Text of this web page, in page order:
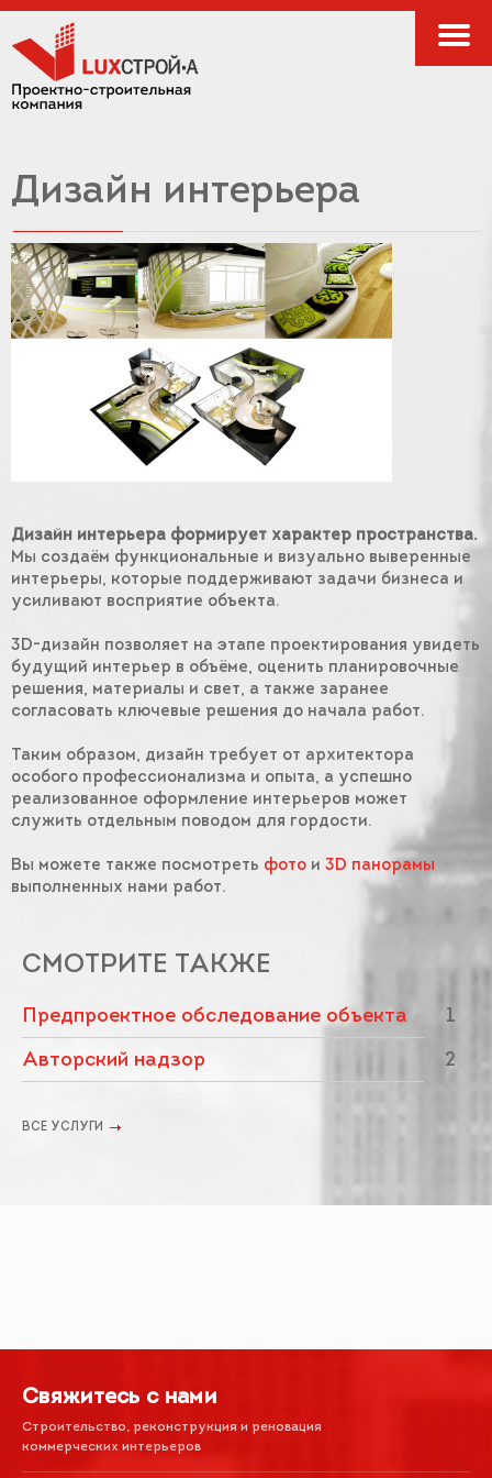
Дизайн интерьера
Дизайн интерьера формирует характер пространства.
Мы создаём функциональные и визуально выверенные
интерьеры, которые поддерживают задачи бизнеса и
усиливают восприятие объекта.
3D-дизайн позволяет на этапе проектирования увидеть
будущий интерьер в объёме, оценить планировочные
решения, материалы и свет, а также заранее
согласовать ключевые решения до начала работ.
Таким образом, дизайн требует от архитектора
особого профессионализма и опыта, а успешно
реализованное оформление интерьеров может
служить отдельным поводом для гордости.
Вы можете также посмотреть фото и 3D панорамы
выполненных нами работ.
СМОТРИТЕ ТАКЖЕ
1
Предпроектное обследование объекта
2
Авторский надзор
ВСЕ УСЛУГИ
Свяжитесь с нами
Строительство, реконструкция и реновация
коммерческих интерьеров